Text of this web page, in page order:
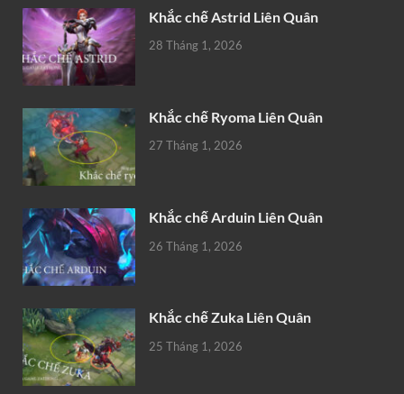
Khắc chế Astrid Liên Quân
28 Tháng 1, 2026
Khắc chế Ryoma Liên Quân
27 Tháng 1, 2026
Khắc chế Arduin Liên Quân
26 Tháng 1, 2026
Khắc chế Zuka Liên Quân
25 Tháng 1, 2026